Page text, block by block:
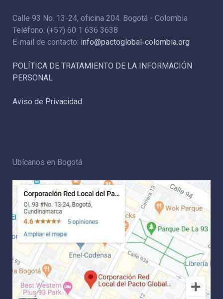
Calle 93 No. 13-24, oficina 204. Bogotá - Colombia
Teléfono: (+57) 60 1 636 3638
E-mail de contacto: info@pactoglobal-colombia.org
POLÍTICA DE TRATAMIENTO DE LA INFORMACIÓN
PERSONAL
Aviso de Privacidad
Ubícanos en Bogotá